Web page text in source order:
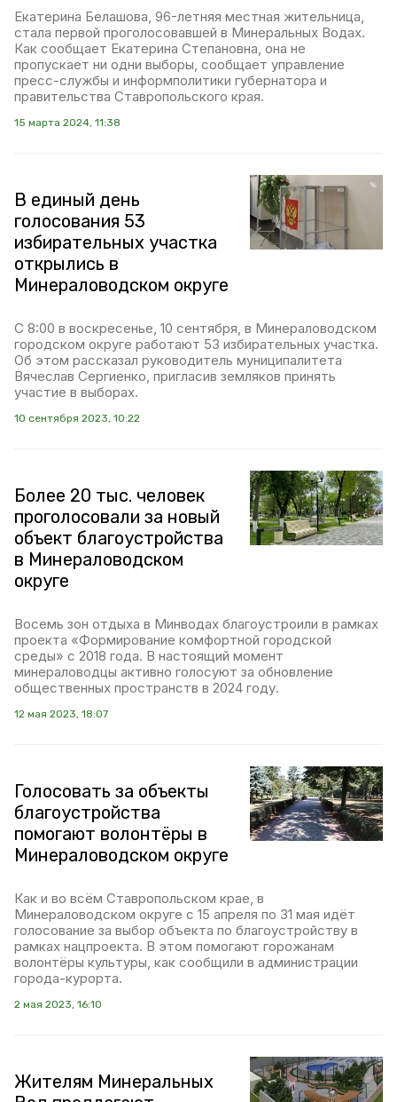
Екатерина Белашова, 96-летняя местная жительница,
стала первой проголосовавшей в Минеральных Водах.
Как сообщает Екатерина Степановна, она не
пропускает ни одни выборы, сообщает управление
пресс-службы и информполитики губернатора и
правительства Ставропольского края.
15 марта 2024, 11:38
В единый день
голосования 53
избирательных участка
открылись в
Минераловодском округе
С 8:00 в воскресенье, 10 сентября, в Минераловодском
городском округе работают 53 избирательных участка.
Об этом рассказал руководитель муниципалитета
Вячеслав Сергиенко, пригласив земляков принять
участие в выборах.
10 сентября 2023, 10:22
Более 20 тыс. человек
проголосовали за новый
объект благоустройства
в Минераловодском
округе
Восемь зон отдыха в Минводах благоустроили в рамках
проекта «Формирование комфортной городской
среды» с 2018 года. В настоящий момент
минераловодцы активно голосуют за обновление
общественных пространств в 2024 году.
12 мая 2023, 18:07
Голосовать за объекты
благоустройства
помогают волонтёры в
Минераловодском округе
Как и во всём Ставропольском крае, в
Минераловодском округе с 15 апреля по 31 мая идёт
голосование за выбор объекта по благоустройству в
рамках нацпроекта. В этом помогают горожанам
волонтёры культуры, как сообщили в администрации
города-курорта.
2 мая 2023, 16:10
Жителям Минеральных